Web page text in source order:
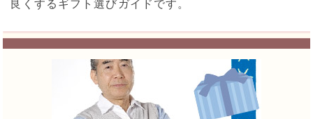
良くするギフト選びガイドです。